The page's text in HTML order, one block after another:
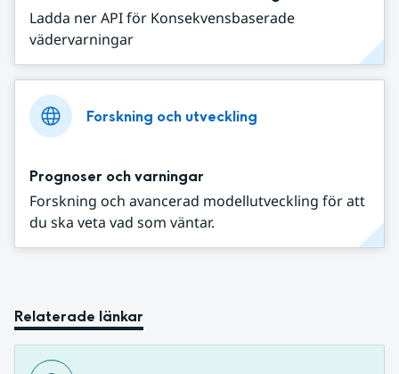
Ladda ner API för Konsekvensbaserade
vädervarningar
Forskning och utveckling
Prognoser och varningar
Forskning och avancerad modellutveckling för att
du ska veta vad som väntar.
Relaterade länkar